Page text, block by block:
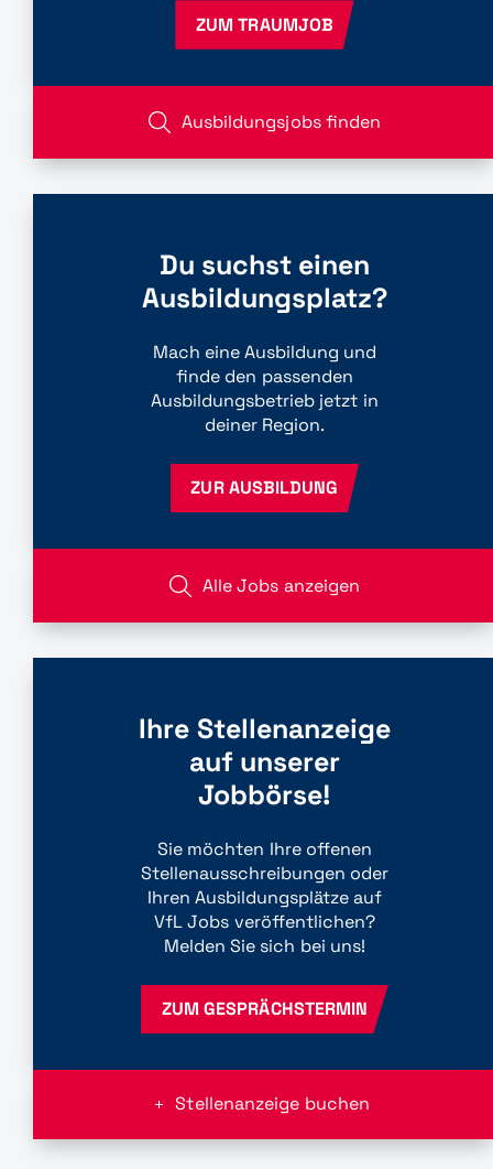
ZUM TRAUMJOB
Ausbildungsjobs finden
Du suchst einen
Ausbildungsplatz?
Mach eine Ausbildung und
finde den passenden
Ausbildungsbetrieb jetzt in
deiner Region.
ZUR AUSBILDUNG
Alle Jobs anzeigen
Ihre Stellenanzeige
auf unserer
Jobbörse!
Sie möchten Ihre offenen
Stellenausschreibungen oder
Ihren Ausbildungsplätze auf
VfL Jobs veröffentlichen?
Melden Sie sich bei uns!
ZUM GESPRÄCHSTERMIN
Stellenanzeige buchen